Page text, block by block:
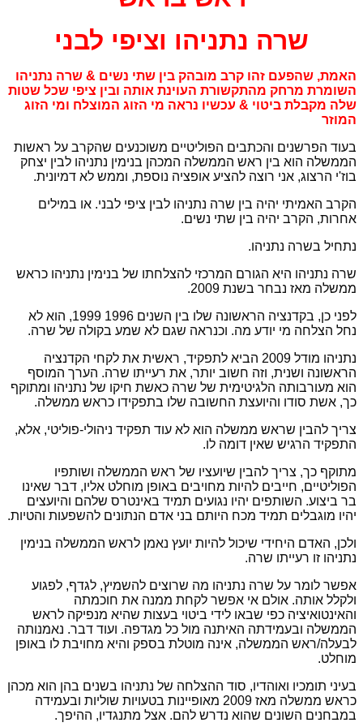
שרה נתניהו וציפי לבני
האמת, שהפעם זהו קרב מובהק בין שתי נשים & שרה נתניהו
השומרת מרחק מהתקשורת העוינת אותה ובין ציפי שכל שטות
שלה מקבלת ביטוי & עכשיו נראה מי הזוג המוצלח ומי הזוג
המוזר
בעוד הפרשנים והכתבים הפוליטיים משוכנעים שהקרב על ראשות
הממשלה הוא בין ראש הממשלה המכהן בנימין נתניהו לבין יצחק
בוז'י הרצוג, אני רוצה להציע אופציה נוספת, וממש לא דמיונית.
הקרב האמיתי יהיה בין שרה נתניהו לבין ציפי לבני. או במילים
אחרות, הקרב יהיה בין שתי נשים.
נתחיל בשרה נתניהו.
שרה נתניהו היא הגורם המרכזי להצלחתו של בנימין נתניהו כראש
ממשלה מאז נבחר בשנת 2009.
לפני כן, בקדנציה הראשונה שלו בין השנים 1996 1999, הוא לא
נחל הצלחה מי יודע מה. וכנראה שגם לא שמע בקולה של שרה.
נתניהו מודל 2009 הביא לתפקיד, ראשית את לקחי הקדנציה
הראשונה ושנית, וזה חשוב יותר, את רעייתו שרה. הערך המוסף
הוא מעורבותה הלגיטימית של שרה כאשת חיקו של נתניהו ומתוקף
כך, אשת סודו והיועצת החשובה שלו בתפקידו כראש ממשלה.
צריך להבין שראש ממשלה הוא לא עוד תפקיד ניהולי-פוליטי, אלא,
התפקיד הרגיש שאין דומה לו.
מתוקף כך, צריך להבין שיועציו של ראש הממשלה ושותפיו
הפוליטיים, חייבים להיות מחויבים באופן מוחלט אליו, דבר שאינו
בר ביצוע. השותפים יהיו נגועים תמיד באינטרס שלהם והיועצים
יהיו מוגבלים תמיד מכח היותם בני אדם הנתונים להשפעות והטיות.
ולכן, האדם היחידי שיכול להיות יועץ נאמן לראש הממשלה בנימין
נתניהו זו רעייתו שרה.
אפשר לומר על שרה נתניהו מה שרוצים להשמיץ, לגדף, לפגוע
ולקלל אותה. אולם אי אפשר לקחת ממנה את חוכמתה
והאינטואיציה כפי שבאו לידי ביטוי בעצות שהיא מנפיקה לראש
הממשלה ובעמידתה האיתנה מול כל מגדפה. ועוד דבר. נאמנותה
לבעלה/ראש הממשלה, אינה מוטלת בספק והיא מחויבת לו באופן
מוחלט.
בעיני תומכיו ואוהדיו, סוד ההצלחה של נתניהו בשנים בהן הוא מכהן
כראש ממשלה מאז 2009 מאופיינות בטעויות שוליות ובעמידה
במבחנים השונים שהוא נדרש להם. אצל מתנגדיו, ההיפך.